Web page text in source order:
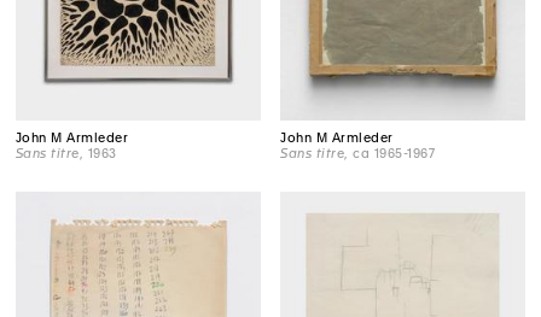
John M Armleder
Sans titre , 1963
John M Armleder
Sans titre , ca 1965-1967